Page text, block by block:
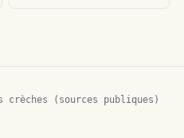
crèches (sources publiques)